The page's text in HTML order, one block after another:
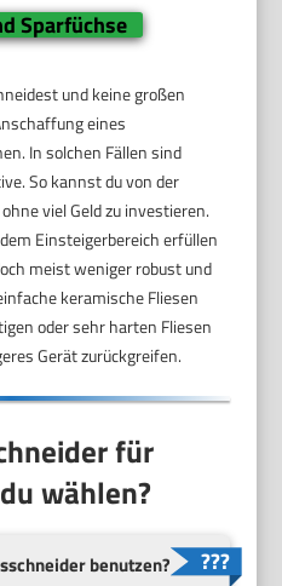
Sparfüchse
und keine großen
eines
In solchen Fällen sind
So kannst du von der
viel Geld zu investieren.
Einsteigerbereich erfüllen
meist weniger robust und
keramische Fliesen
oder sehr harten Fliesen
Gerät zurückgreifen.
für
wählen?
benutzen?